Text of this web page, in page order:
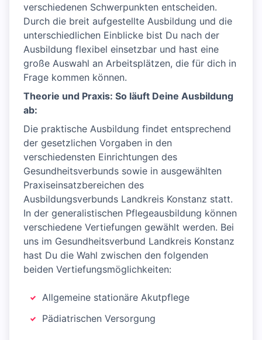
verschiedenen Schwerpunkten entscheiden.
Durch die breit aufgestellte Ausbildung und die
unterschiedlichen Einblicke bist Du nach der
Ausbildung flexibel einsetzbar und hast eine
große Auswahl an Arbeitsplätzen, die für dich in
Frage kommen können.
Theorie und Praxis: So läuft Deine Ausbildung
ab:
Die praktische Ausbildung findet entsprechend
der gesetzlichen Vorgaben in den
verschiedensten Einrichtungen des
Gesundheitsverbunds sowie in ausgewählten
Praxiseinsatzbereichen des
Ausbildungsverbunds Landkreis Konstanz statt.
In der generalistischen Pflegeausbildung können
verschiedene Vertiefungen gewählt werden. Bei
uns im Gesundheitsverbund Landkreis Konstanz
hast Du die Wahl zwischen den folgenden
beiden Vertiefungsmöglichkeiten:
Allgemeine stationäre Akutpflege
Pädiatrischen Versorgung